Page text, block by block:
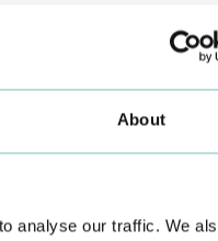
About
analyse our traffic. We
há uma diminuição dos
de movimentos até
dos movimentos fetais é uma
a deteção precoce de
desta monitorização
desfecho positivo para
a Linha Mamã (289 830